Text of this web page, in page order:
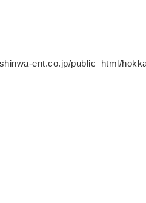
ent.co.jp/public_html/